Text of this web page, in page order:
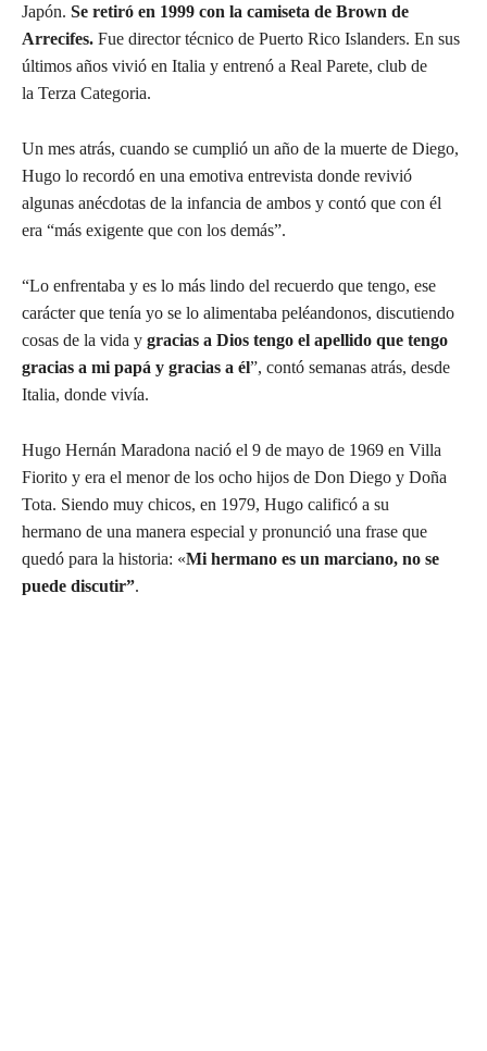
Japón. Se retiró en 1999 con la camiseta de Brown de
Arrecifes. Fue director técnico de Puerto Rico Islanders. En sus
últimos años vivió en Italia y entrenó a Real Parete, club de
la Terza Categoria.
Un mes atrás, cuando se cumplió un año de la muerte de Diego,
Hugo lo recordó en una emotiva entrevista donde revivió
algunas anécdotas de la infancia de ambos y contó que con él
era “más exigente que con los demás”.
“Lo enfrentaba y es lo más lindo del recuerdo que tengo, ese
carácter que tenía yo se lo alimentaba peléandonos, discutiendo
cosas de la vida y gracias a Dios tengo el apellido que tengo
gracias a mi papá y gracias a él”, contó semanas atrás, desde
Italia, donde vivía.
Hugo Hernán Maradona nació el 9 de mayo de 1969 en Villa
Fiorito y era el menor de los ocho hijos de Don Diego y Doña
Tota. Siendo muy chicos, en 1979, Hugo calificó a su
hermano de una manera especial y pronunció una frase que
quedó para la historia: «Mi hermano es un marciano, no se
puede discutir”.